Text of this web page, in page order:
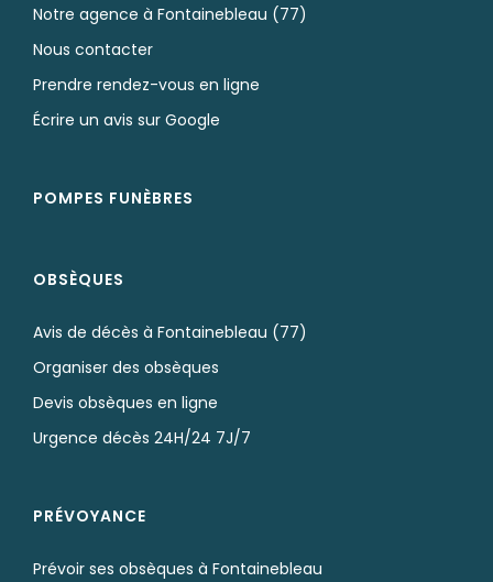
Notre agence à Fontainebleau (77)
Nous contacter
Prendre rendez-vous en ligne
Écrire un avis sur Google
POMPES FUNÈBRES
OBSÈQUES
Avis de décès à Fontainebleau (77)
Organiser des obsèques
Devis obsèques en ligne
Urgence décès 24H/24 7J/7
PRÉVOYANCE
Prévoir ses obsèques à Fontainebleau